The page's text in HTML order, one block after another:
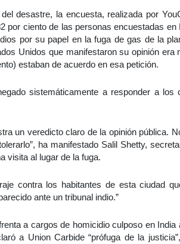
desastre, la encuesta, realizada por
por ciento de las personas encuestadas
por su papel en la fuga de gas de la
Unidos que manifestaron su opinión
estaban de acuerdo en esa petición.
sistemáticamente a responder a
un veredicto claro de la opinión pública.
ha manifestado Salil Shetty,
visita al lugar de la fuga.
contra los habitantes de esta ciudad
ante un tribunal indio.”
a cargos de homicidio culposo en
a Union Carbide “prófuga de la